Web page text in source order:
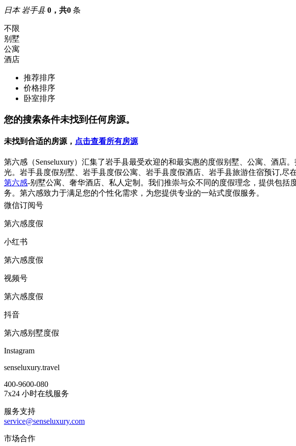
日本 岩手县 0，共0 条
不限
别墅
公寓
酒店
推荐排序
价格排序
卧室排序
您的搜索条件未找到任何房源。
未找到合适的房源， 点击查看所有房源
第六感（Senseluxury）汇集了岩手县最受欢迎的和最实惠的度假别墅、公寓、酒
光。岩手县度假别墅、岩手县度假公寓、岩手县度假酒店、岩手县旅游住宿预订,尽
第六感-别墅公寓、奢华酒店、私人定制。我们推崇与众不同的度假理念，提供包
务。第六感致力于满足您的个性化需求，为您提供专业的一站式度假服务。
微信订阅号
第六感度假
小红书
第六感度假
视频号
第六感度假
抖音
第六感别墅度假
Instagram
senseluxury.travel
400-9600-080
7x24 小时在线服务
服务支持
service@senseluxury.com
市场合作